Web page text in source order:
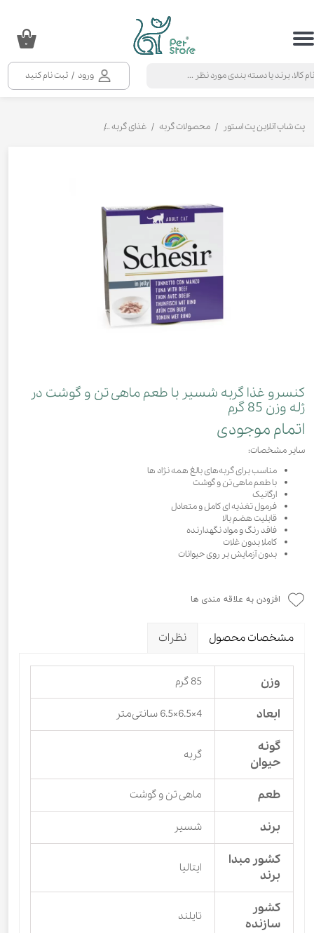
ورود / ثبت نام کنید
حساب کاربری من
خروج از حساب کاربری
۰
پت شاپ آنلاین پت استور محصولات گربه غذای گربه
کنسرو غذا گربه شسیر با طعم ماهی تن و گوشت در
ژله وزن 85 گرم
اتمام موجودی
سایر مشخصات:
مناسب برای گربه‌های بالغ همه نژاد ها
با طعم ماهی تن و گوشت
ارگانیک
فرمول تغذیه ای کامل و متعادل
قابلیت هضم بالا
فاقد رنگ و مواد نگهدارنده
کاملا بدون غلات
بدون آزمایش بر روی حیوانات
افزودن به علاقه مندی ها
مشخصات محصول نظرات
وزن 85 گرم
ابعاد 4×6.5×6.5 سانتی‌متر
گونه
حیوان
گربه
طعم ماهی تن و گوشت
برند شسیر
کشور مبدا
برند
ایتالیا
کشور
سازنده
تایلند